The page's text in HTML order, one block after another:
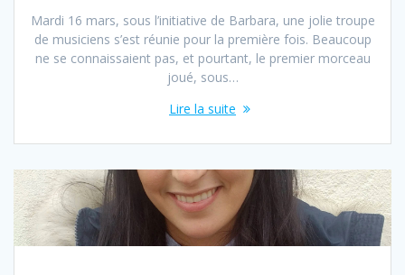
Mardi 16 mars, sous l’initiative de Barbara, une jolie troupe
de musiciens s’est réunie pour la première fois. Beaucoup
ne se connaissaient pas, et pourtant, le premier morceau
joué, sous…
Lire la suite